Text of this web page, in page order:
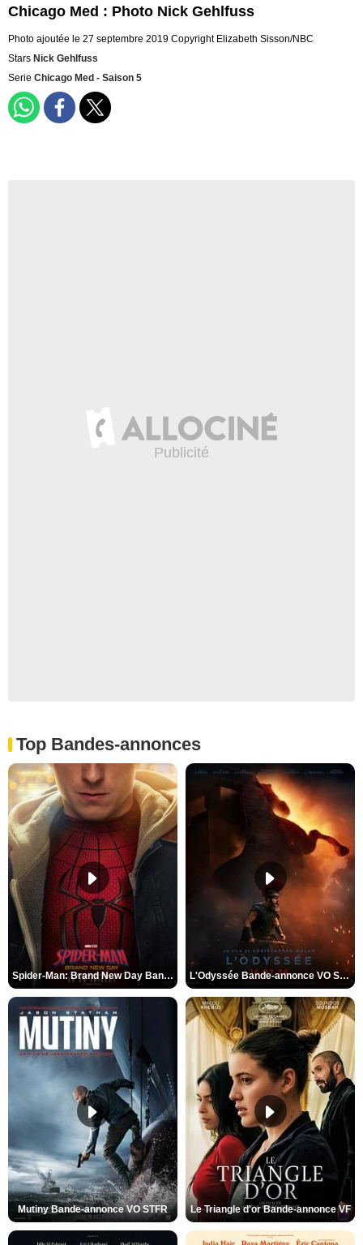
Chicago Med : Photo Nick Gehlfuss
Photo ajoutée le 27 septembre 2019 Copyright Elizabeth Sisson/NBC
Stars Nick Gehlfuss
Serie Chicago Med - Saison 5
Top Bandes-annonces
Spider-Man: Brand New Day Bande-annonce VO STFR L'Odyssée Bande-annonce VO STFR
Mutiny Bande-annonce VO STFR Le Triangle d'or Bande-annonce VF